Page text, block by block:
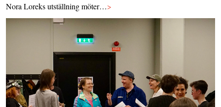
Nora Loreks utställning möter…>